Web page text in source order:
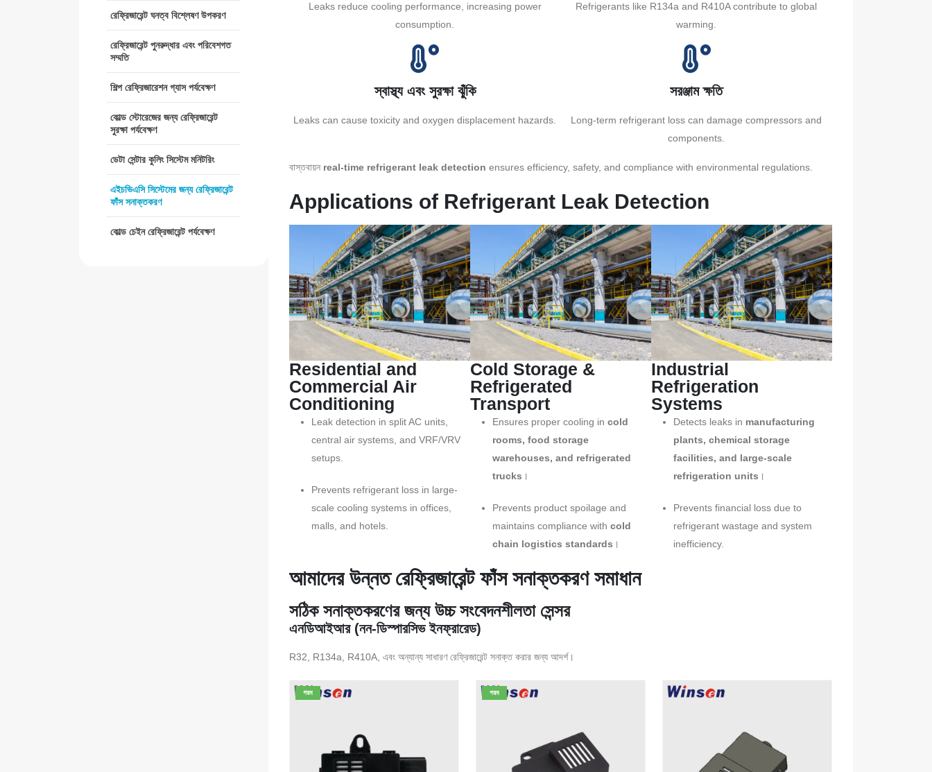
রেফ্রিজারেন্ট ঘনত্ব বিশ্লেষণ উপকরণ
রেফ্রিজারেন্ট পুনরুদ্ধার এবং পরিবেশগত
সম্মতি
শিল্প রেফ্রিজারেশন গ্যাস পর্যবেক্ষণ
কোল্ড স্টোরেজের জন্য রেফ্রিজারেন্ট
সুরক্ষা পর্যবেক্ষণ
ডেটা সেন্টার কুলিং সিস্টেম মনিটরিং
এইচভিএসি সিস্টেমের জন্য রেফ্রিজারেন্ট
ফাঁস সনাক্তকরণ
কোল্ড চেইন রেফ্রিজারেন্ট পর্যবেক্ষণ
Leaks reduce cooling performance, increasing power
consumption.
Refrigerants like R134a and R410A contribute to global
warming.
স্বাস্থ্য এবং সুরক্ষা ঝুঁকি
Leaks can cause toxicity and oxygen displacement hazards.
সরঞ্জাম ক্ষতি
Long-term refrigerant loss can damage compressors and
components.
বাস্তবায়ন real-time refrigerant leak detection ensures efficiency, safety, and compliance with environmental regulations.
Applications of Refrigerant Leak Detection
Residential and
Commercial Air
Conditioning
Leak detection in split AC units,
central air systems, and VRF/VRV
setups.
Prevents refrigerant loss in large-
scale cooling systems in offices,
malls, and hotels.
Cold Storage &
Refrigerated
Transport
Ensures proper cooling in cold
rooms, food storage
warehouses, and refrigerated
trucks ।
Prevents product spoilage and
maintains compliance with cold
chain logistics standards ।
Industrial
Refrigeration
Systems
Detects leaks in manufacturing
plants, chemical storage
facilities, and large-scale
refrigeration units ।
Prevents financial loss due to
refrigerant wastage and system
inefficiency.
আমাদের উন্নত রেফ্রিজারেন্ট ফাঁস সনাক্তকরণ সমাধান
সঠিক সনাক্তকরণের জন্য উচ্চ সংবেদনশীলতা সেন্সর
এনডিআইআর (নন-ডিস্পারসিভ ইনফ্রারেড)
R32, R134a, R410A, এবং অন্যান্য সাধারণ রেফ্রিজারেন্ট সনাক্ত করার জন্য আদর্শ।
গরম গরম